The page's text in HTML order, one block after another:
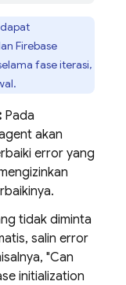
dapat
Firebase
fase iterasi,
Pada
akan
error yang
tidak diminta
salin error
"Can
initialization